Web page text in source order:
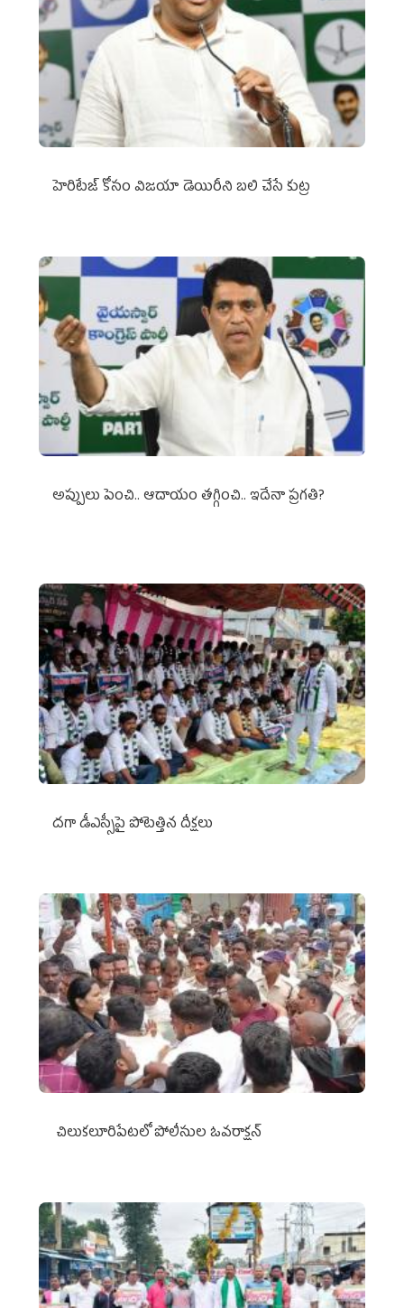
హెరిటేజ్ కోసం విజయా డెయిరీని బలి చేసే కుట్ర‌
అప్పులు పెంచి.. ఆదాయం తగ్గించి.. ఇదేనా ప్రగతి?
దగా డీఎస్సీపై పోటెత్తిన దీక్షలు
చిలుక‌లూరిపేట‌లో పోలీసుల ఓవ‌రాక్ష‌న్‌